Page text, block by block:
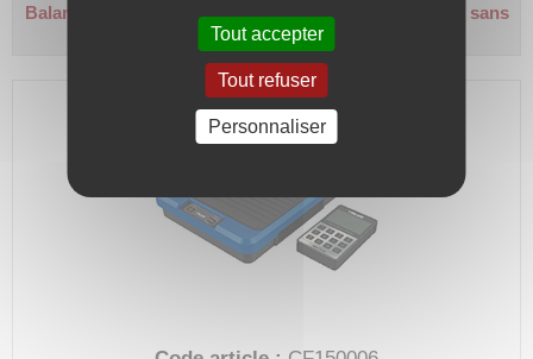
Balance électronique programmable 120 kg affichage sans
fil, plateau 320x270mm, rés. 10g, en coffret
Tout accepter
Tout refuser
Personnaliser